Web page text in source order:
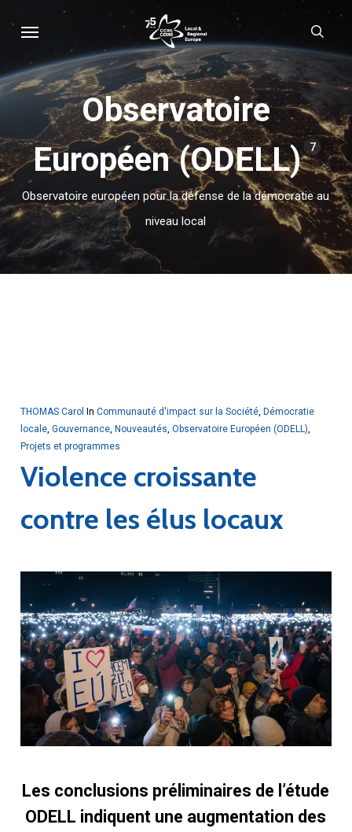
content
Observatoire
Européen (ODELL)
7
Observatoire européen pour la défense de la démocratie au
niveau local
THOMAS Carol In Communauté d'impact sur la Société, Démocratie
locale, Gouvernance, Nouveautés Observatoire Européen (ODELL)
Projets et programmes
Violence croissante
contre les élus locaux
Les conclusions préliminaires de l’étude
ODELL indiquent une augmentation des